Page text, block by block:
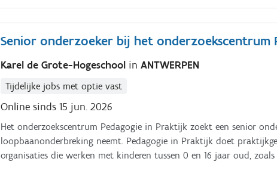
Senior onderzoeker bij het onderzoekscentrum
Karel de Grote-Hogeschool inANTWERPEN
Tijdelijke jobs met optie vast
Online sinds 15 jun. 2026
Het onderzoekscentrum Pedagogie in Praktijk zoekt een senior
loopbaanonderbreking neemt. Pedagogie in Praktijk doet
organisaties die werken met kinderen tussen 0 en 16 jaar oud,